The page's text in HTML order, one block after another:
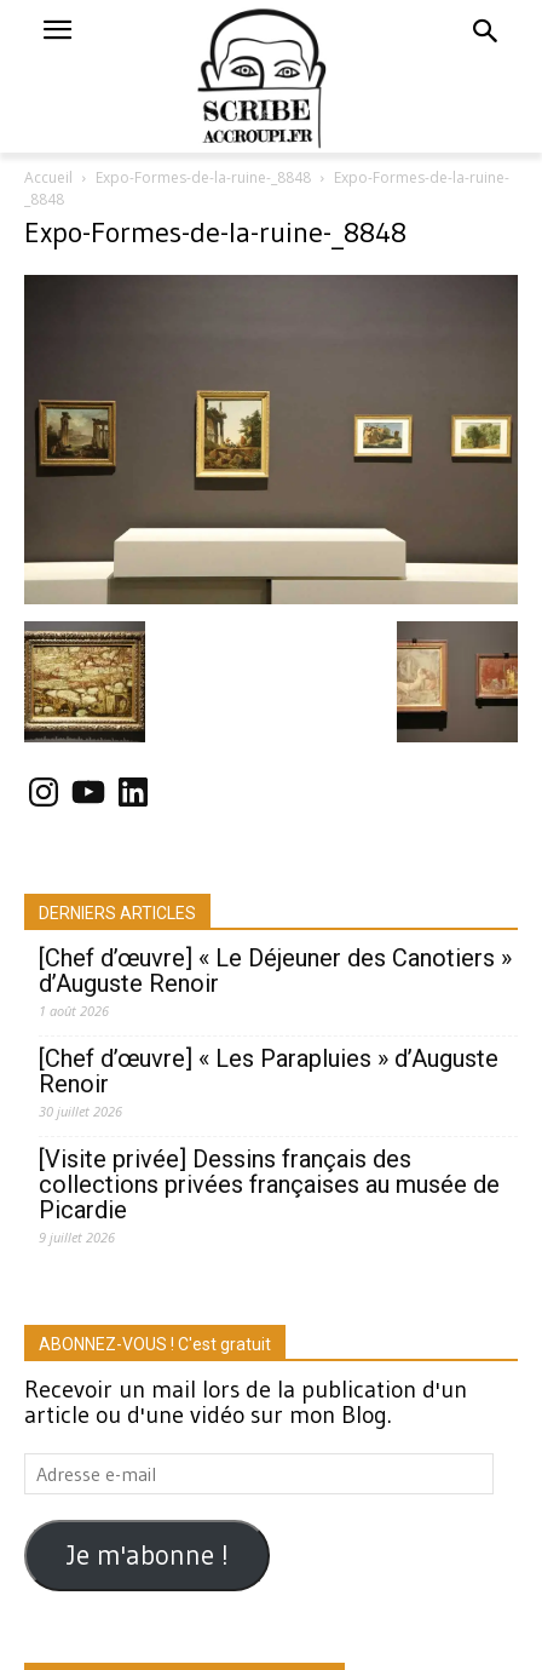
Accueil Expo-Formes-de-la-ruine-_8848
Expo-Formes-de-la-ruine-
_8848
Expo-Formes-de-la-ruine-_8848
Instagram
YouTubeLinkedIn
DERNIERS ARTICLES
[Chef d’œuvre] « Le Déjeuner des Canotiers »
d’Auguste Renoir
1 août 2026
[Chef d’œuvre] « Les Parapluies » d’Auguste
Renoir
30 juillet 2026
[Visite privée] Dessins français des
collections privées françaises au musée de
Picardie
9 juillet 2026
ABONNEZ-VOUS ! C'est gratuit
Recevoir un mail lors de la publication d'un
article ou d'une vidéo sur mon Blog.
Adresse
e-
mail
Je m'abonne !